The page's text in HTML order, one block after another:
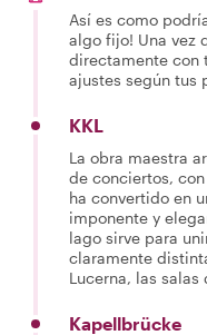
Así es como
algo fijo! Una vez
directamente con
ajustes según tus
KKL
La obra maestra
de conciertos,
ha convertido en
imponente y
lago sirve para
claramente
Lucerna, las
Kapellbrücke